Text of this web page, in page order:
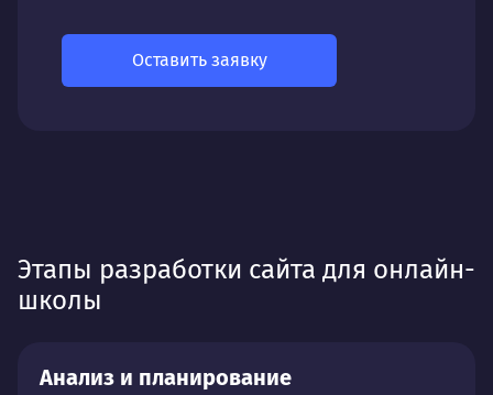
Оставить заявку
Этапы разработки сайта для онлайн-
школы
Анализ и планирование